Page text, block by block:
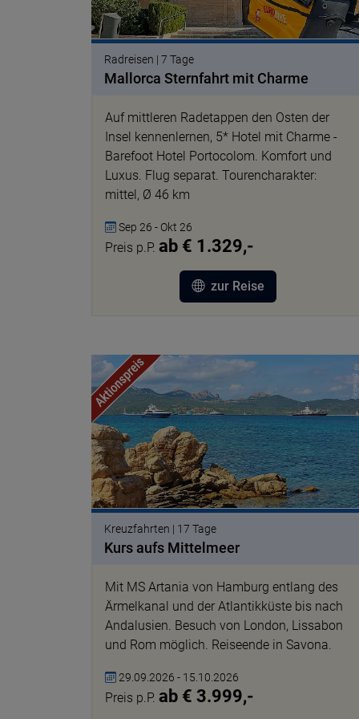
Radreisen | 7 Tage
Mallorca Sternfahrt mit Charme
Auf mittleren Radetappen den Osten der
Insel kennenlernen, 5* Hotel mit Charme -
Barefoot Hotel Portocolom. Komfort und
Luxus. Flug separat. Tourencharakter:
mittel, Ø 46 km
Sep 26 - Okt 26
Preis p.P. ab € 1.329,-
zur Reise
©
Kreuzfahrten | 17 Tage
Kurs aufs Mittelmeer
Mit MS Artania von Hamburg entlang des
Ärmelkanal und der Atlantikküste bis nach
Andalusien. Besuch von London, Lissabon
und Rom möglich. Reiseende in Savona.
29.09.2026 - 15.10.2026
Preis p.P. ab € 3.999,-